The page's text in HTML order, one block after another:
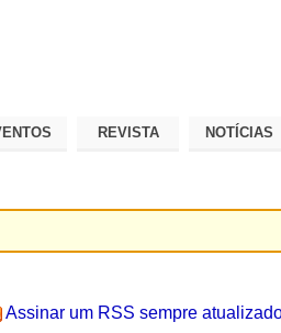
REVISTA NOTÍCIAS
Assinar um RSS sempre